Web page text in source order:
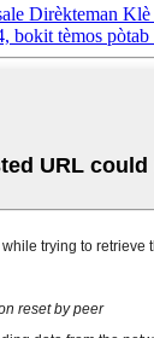
Dirèkteman
bokit tèmos